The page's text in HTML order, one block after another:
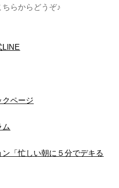
らからどうぞ♪
LINE
クページ
ム
「忙しい朝に５分でデキる